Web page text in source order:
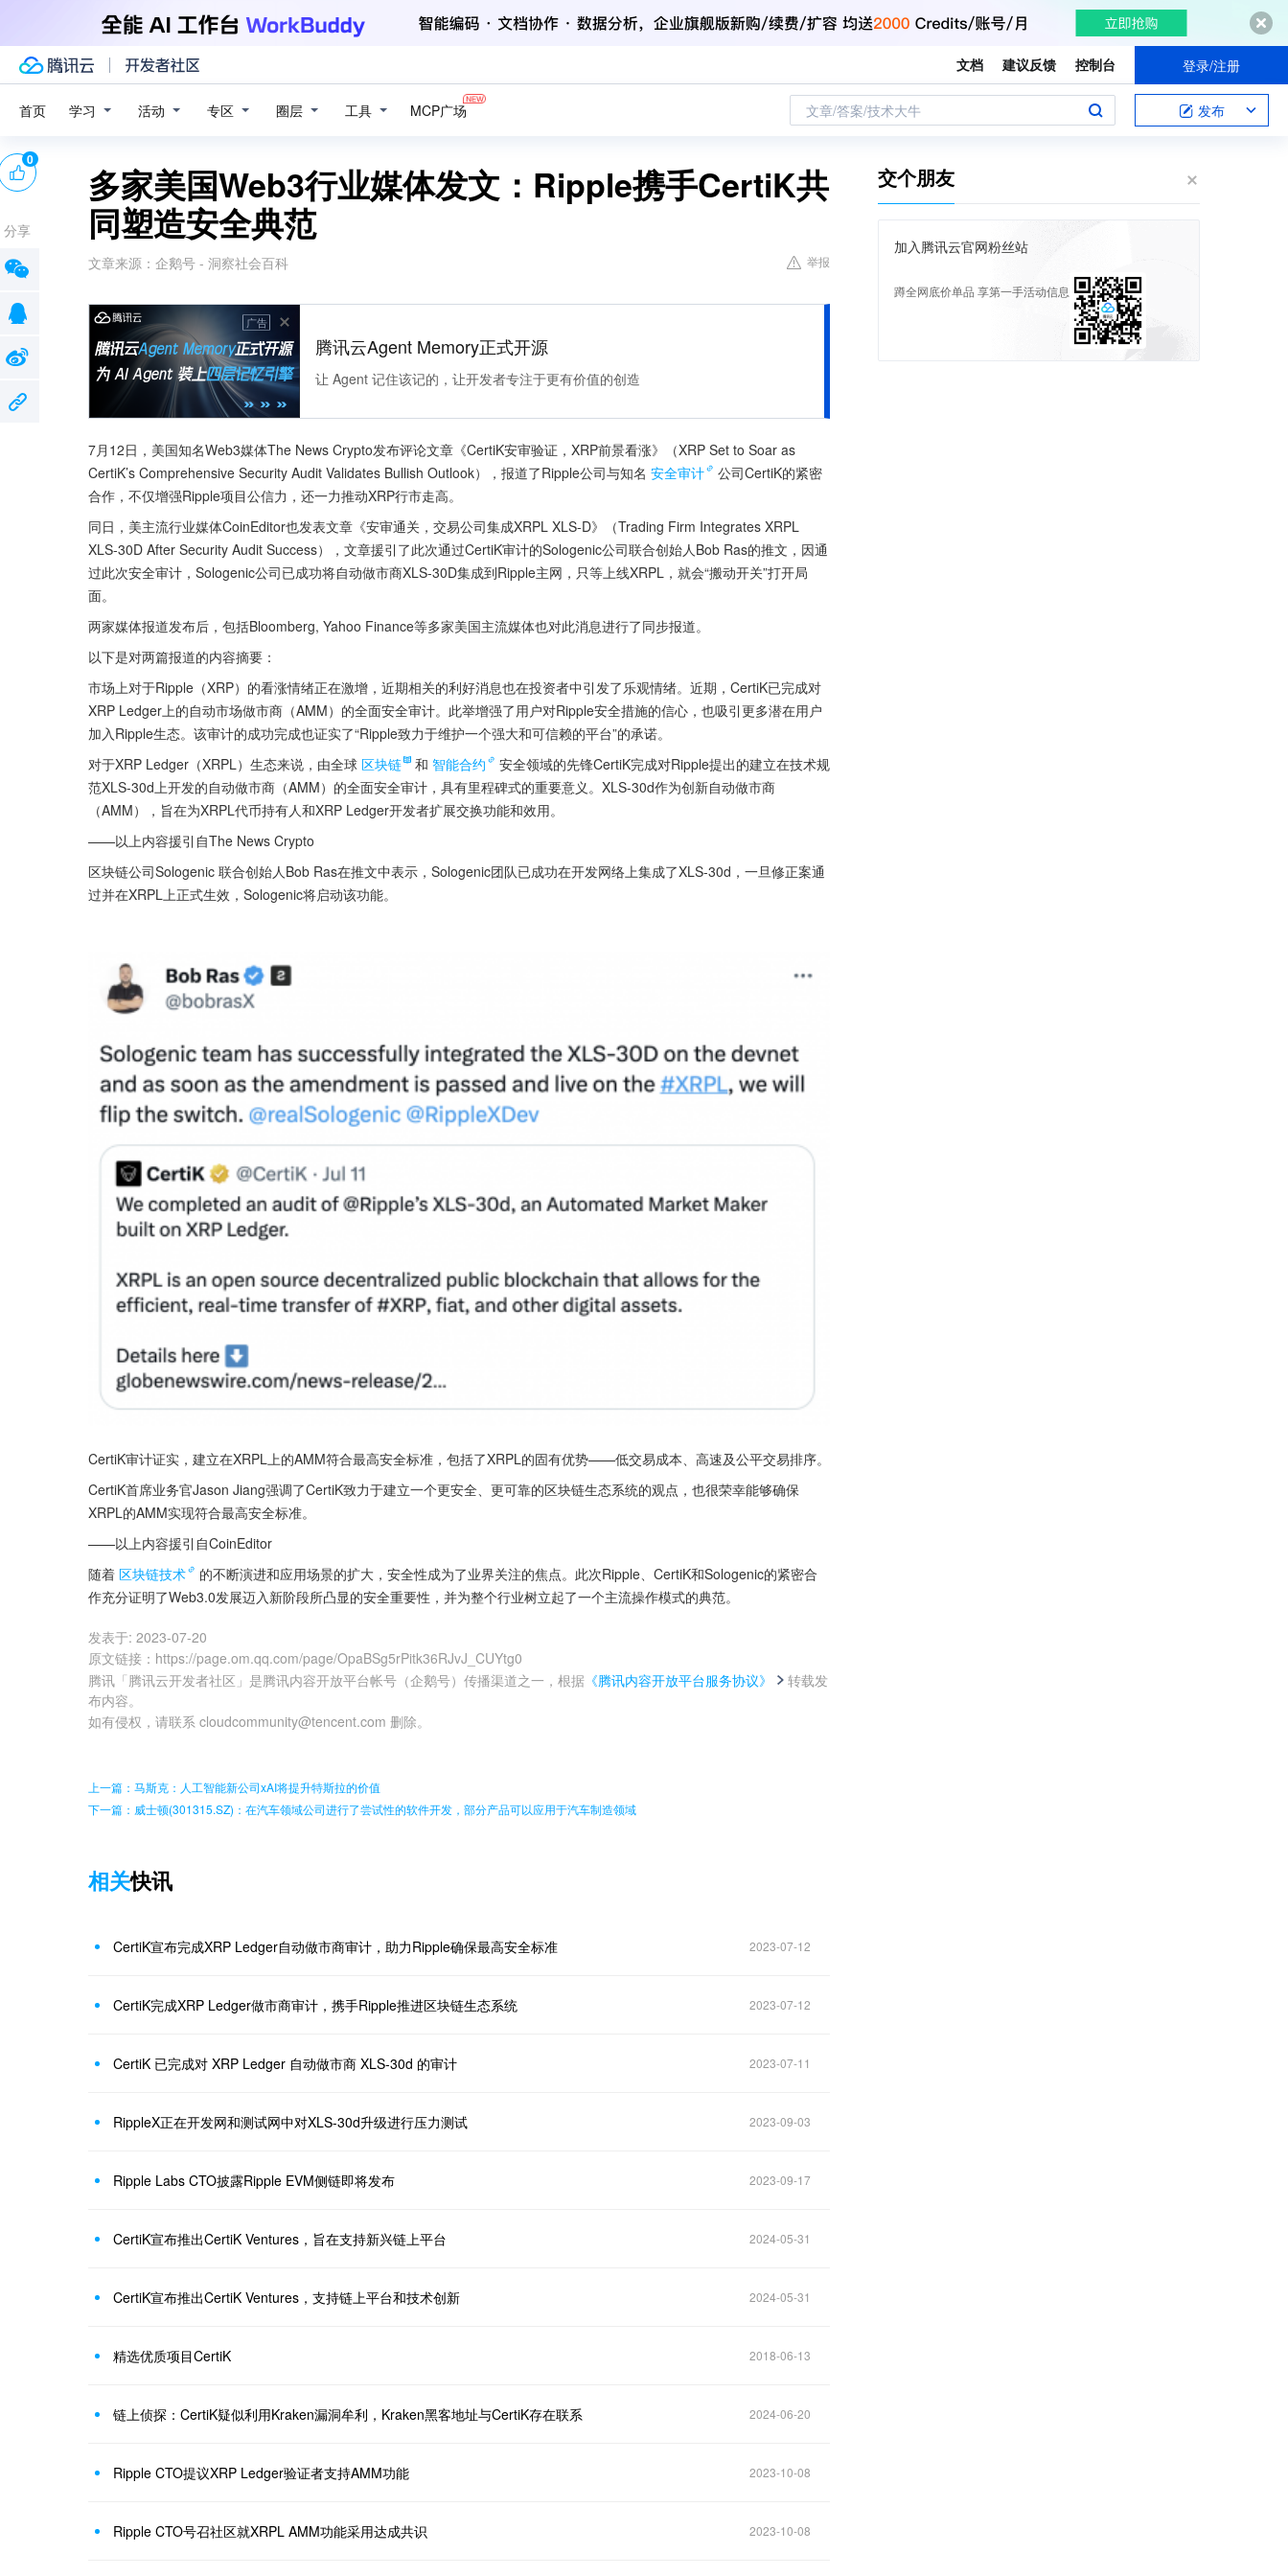
文档 建议反馈 控制台 登录/注册
首页 学习 活动 专区 圈层 工具 MCP广场 文章/答案/技术大牛 发布
多家美国Web3行业媒体发文：Ripple携手CertiK共
同塑造安全典范
文章来源： 企鹅号 - 洞察社会百科 举报
广告
腾讯云Agent Memory正式开源
让 Agent 记住该记的，让开发者专注于更有价值的创造
7月12日，美国知名Web3媒体The News Crypto发布评论文章《CertiK安审验证，XRP前景看涨》（XRP Set to Soar as
CertiK’s Comprehensive Security Audit Validates Bullish Outlook），报道了Ripple公司与知名 安全审计
公司CertiK的紧密
合作，不仅增强Ripple项目公信力，还一力推动XRP行市走高。
同日，美主流行业媒体CoinEditor也发表文章《安审通关，交易公司集成XRPL XLS-D》（Trading Firm Integrates XRPL
XLS-30D After Security Audit Success），文章援引了此次通过CertiK审计的Sologenic公司联合创始人Bob Ras的推文，因通
过此次安全审计，Sologenic公司已成功将自动做市商XLS-30D集成到Ripple主网，只等上线XRPL，就会“搬动开关”打开局
面。
两家媒体报道发布后，包括Bloomberg, Yahoo Finance等多家美国主流媒体也对此消息进行了同步报道。
以下是对两篇报道的内容摘要：
市场上对于Ripple（XRP）的看涨情绪正在激增，近期相关的利好消息也在投资者中引发了乐观情绪。近期，CertiK已完成对
XRP Ledger上的自动市场做市商（AMM）的全面安全审计。此举增强了用户对Ripple安全措施的信心，也吸引更多潜在用户
加入Ripple生态。该审计的成功完成也证实了“Ripple致力于维护一个强大和可信赖的平台”的承诺。
对于XRP Ledger（XRPL）生态来说，由全球 区块链 和 智能合约
安全领域的先锋CertiK完成对Ripple提出的建立在技术规
范XLS-30d上开发的自动做市商（AMM）的全面安全审计，具有里程碑式的重要意义。XLS-30d作为创新自动做市商
（AMM），旨在为XRPL代币持有人和XRP Ledger开发者扩展交换功能和效用。
——以上内容援引自The News Crypto
区块链公司Sologenic 联合创始人Bob Ras在推文中表示，Sologenic团队已成功在开发网络上集成了XLS-30d，一旦修正案通
过并在XRPL上正式生效，Sologenic将启动该功能。
CertiK审计证实，建立在XRPL上的AMM符合最高安全标准，包括了XRPL的固有优势——低交易成本、高速及公平交易排序。
CertiK首席业务官Jason Jiang强调了CertiK致力于建立一个更安全、更可靠的区块链生态系统的观点，也很荣幸能够确保
XRPL的AMM实现符合最高安全标准。
——以上内容援引自CoinEditor
随着 区块链技术
的不断演进和应用场景的扩大，安全性成为了业界关注的焦点。此次Ripple、CertiK和Sologenic的紧密合
作充分证明了Web3.0发展迈入新阶段所凸显的安全重要性，并为整个行业树立起了一个主流操作模式的典范。
发表于: 2023-07-20
原文链接 ： https://page.om.qq.com/page/OpaBSg5rPitk36RJvJ_CUYtg0
腾讯「腾讯云开发者社区」是腾讯内容开放平台帐号（企鹅号）传播渠道之一，根据 《腾讯内容开放平台服务协议》
转载发
布内容。
如有侵权，请联系 cloudcommunity@tencent.com 删除。
0
分享
上一篇：马斯克：人工智能新公司xAI将提升特斯拉的价值
下一篇：威士顿(301315.SZ)：在汽车领域公司进行了尝试性的软件开发，部分产品可以应用于汽车制造领域
相关快讯
CertiK宣布完成XRP Ledger自动做市商审计，助力Ripple确保最高安全标准 2023-07-12
CertiK完成XRP Ledger做市商审计，携手Ripple推进区块链生态系统 2023-07-12
CertiK 已完成对 XRP Ledger 自动做市商 XLS-30d 的审计 2023-07-11
RippleX正在开发网和测试网中对XLS-30d升级进行压力测试 2023-09-03
Ripple Labs CTO披露Ripple EVM侧链即将发布 2023-09-17
CertiK宣布推出CertiK Ventures，旨在支持新兴链上平台 2024-05-31
CertiK宣布推出CertiK Ventures，支持链上平台和技术创新 2024-05-31
精选优质项目CertiK 2018-06-13
链上侦探：CertiK疑似利用Kraken漏洞牟利，Kraken黑客地址与CertiK存在联系 2024-06-20
Ripple CTO提议XRP Ledger验证者支持AMM功能 2023-10-08
Ripple CTO号召社区就XRPL AMM功能采用达成共识 2023-10-08
交个朋友
加入腾讯云官网粉丝站
蹲全网底价单品 享第一手活动信息